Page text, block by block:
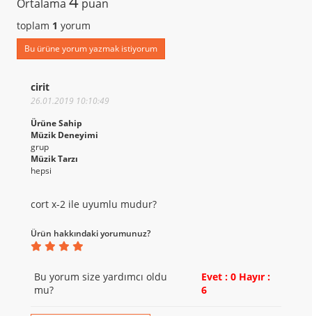
Ortalama puan
toplam 1 yorum
Bu ürüne yorum yazmak istiyorum
cirit
26.01.2019 10:10:49
Ürüne Sahip
Müzik Deneyimi
grup
Müzik Tarzı
hepsi
cort x-2 ile uyumlu mudur?
Ürün hakkındaki yorumunuz?
Bu yorum size yardımcı oldu
mu?
Evet : 0 Hayır :
6